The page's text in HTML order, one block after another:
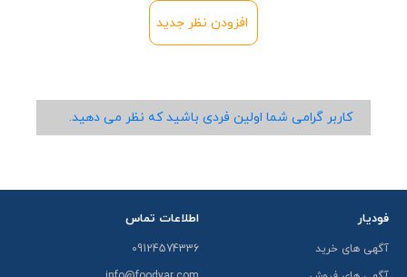
افزودن نظر جدید
کاربر گرامی شما اولین فردی باشید که نظر می دهید.
فودیار
آگهی های خرید
اطلاعات تماس
09124574336